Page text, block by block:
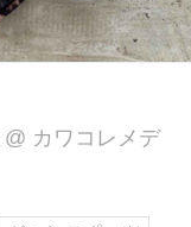
@ カワコレメデ